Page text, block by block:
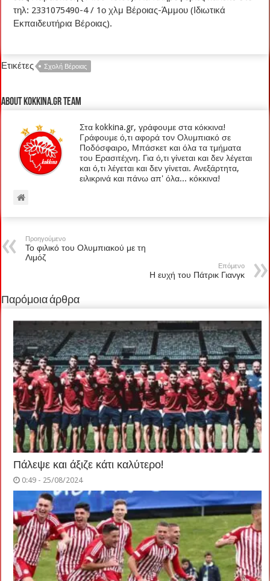
τηλ: 2331075490-4 / 1ο χλμ Βέροιας-Άμμου (Ιδιωτικά
Εκπαιδευτήρια Βέροιας).
Ετικέτες Σχολή Βέροιας
About kokkina.gr TEAM
Στα kokkina.gr, γράφουμε στα κόκκινα!
Γράφουμε ό,τι αφορά τον Ολυμπιακό σε
Ποδόσφαιρο, Μπάσκετ και όλα τα τμήματα
του Ερασιτέχνη. Για ό,τι γίνεται και δεν λέγεται
και ό,τι λέγεται και δεν γίνεται. Ανεξάρτητα,
ειλικρινά και πάνω απ' όλα... κόκκινα!
Προηγούμενο
Το φιλικό του Ολυμπιακού με τη
Λιμόζ
Επόμενο
Η ευχή του Πάτρικ Γιανγκ
Παρόμοια άρθρα
Πάλεψε και άξιζε κάτι καλύτερο!
0:49 - 25/08/2024